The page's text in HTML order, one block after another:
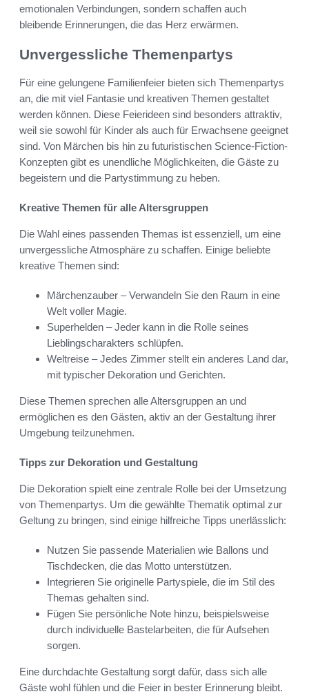
emotionalen Verbindungen, sondern schaffen auch
bleibende Erinnerungen, die das Herz erwärmen.
Unvergessliche Themenpartys
Für eine gelungene Familienfeier bieten sich Themenpartys
an, die mit viel Fantasie und kreativen Themen gestaltet
werden können. Diese Feierideen sind besonders attraktiv,
weil sie sowohl für Kinder als auch für Erwachsene geeignet
sind. Von Märchen bis hin zu futuristischen Science-Fiction-
Konzepten gibt es unendliche Möglichkeiten, die Gäste zu
begeistern und die Partystimmung zu heben.
Kreative Themen für alle Altersgruppen
Die Wahl eines passenden Themas ist essenziell, um eine
unvergessliche Atmosphäre zu schaffen. Einige beliebte
kreative Themen sind:
Märchenzauber – Verwandeln Sie den Raum in eine
Welt voller Magie.
Superhelden – Jeder kann in die Rolle seines
Lieblingscharakters schlüpfen.
Weltreise – Jedes Zimmer stellt ein anderes Land dar,
mit typischer Dekoration und Gerichten.
Diese Themen sprechen alle Altersgruppen an und
ermöglichen es den Gästen, aktiv an der Gestaltung ihrer
Umgebung teilzunehmen.
Tipps zur Dekoration und Gestaltung
Die Dekoration spielt eine zentrale Rolle bei der Umsetzung
von Themenpartys. Um die gewählte Thematik optimal zur
Geltung zu bringen, sind einige hilfreiche Tipps unerlässlich:
Nutzen Sie passende Materialien wie Ballons und
Tischdecken, die das Motto unterstützen.
Integrieren Sie originelle Partyspiele, die im Stil des
Themas gehalten sind.
Fügen Sie persönliche Note hinzu, beispielsweise
durch individuelle Bastelarbeiten, die für Aufsehen
sorgen.
Eine durchdachte Gestaltung sorgt dafür, dass sich alle
Gäste wohl fühlen und die Feier in bester Erinnerung bleibt.